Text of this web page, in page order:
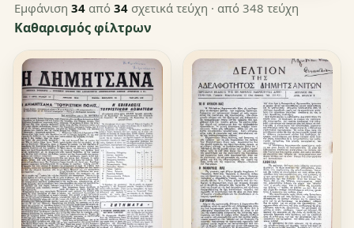
Εμφάνιση 34από 34σχετικά τεύχη · από 348 τεύχη
Καθαρισμός φίλτρων